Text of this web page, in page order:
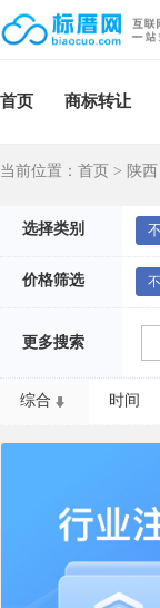
首页 商标转让
当前位置： 首页 > 陕西
选择类别
价格筛选
更多搜索
综合 时间